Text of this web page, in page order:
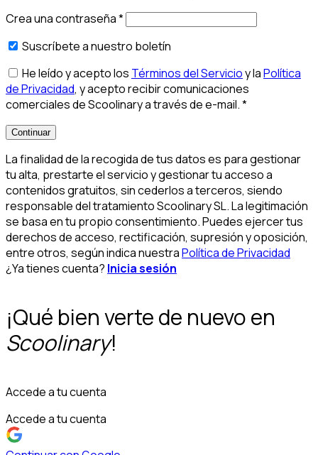
Crea una contraseña*
Suscríbete a nuestro boletín
He leído y acepto los Términos del Servicioy laPolítica
de Privacidad, y acepto recibir comunicaciones
comerciales de Scoolinary a través de e-mail.*
Continuar
La finalidad de la recogida de tus datos es para gestionar
tu alta, prestarte el servicio y gestionar tu acceso a
contenidos gratuitos, sin cederlos a terceros, siendo
responsable del tratamiento Scoolinary SL. La legitimación
se basa en tu propio consentimiento. Puedes ejercer tus
derechos de acceso, rectificación, supresión y oposición,
entre otros, según indica nuestraPolítica de Privacidad
¿Ya tienes cuenta? Inicia sesión
¡Qué bien verte de nuevo en
Scoolinary!
Accede a tu cuenta
Accede a tu cuenta